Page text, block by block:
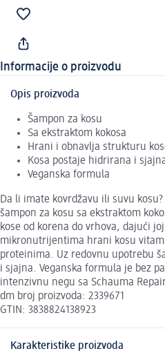
Informacije o proizvodu
Opis proizvoda
Šampon za kosu
Sa ekstraktom kokosa
Hrani i obnavlja strukturu
Kosa postaje hidrirana i
Veganska formula
Da li imate kovrdžavu ili suvu
šampon za kosu sa ekstraktom
kose od korena do vrhova, dajući
mikronutrijentima hrani kosu
proteinima. Uz redovnu upotrebu
i sjajna. Veganska formula je bez
intenzivnu negu sa Schauma
dm broj proizvoda: 2339671
GTIN: 3838824138923
Karakteristike proizvoda